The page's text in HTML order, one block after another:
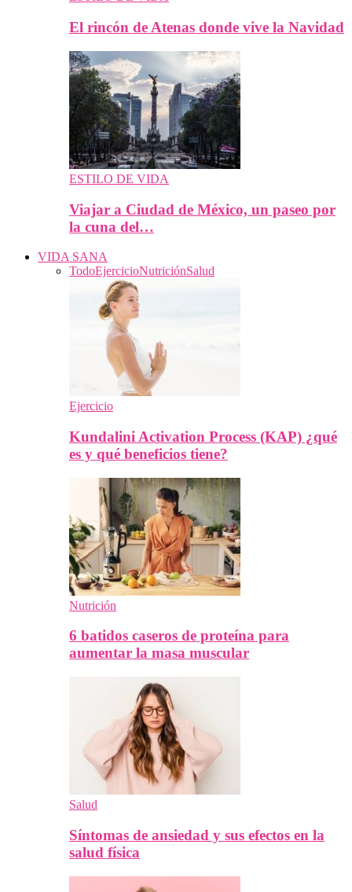
El rincón de Atenas donde vive la Navidad
ESTILO DE VIDA
Viajar a Ciudad de México, un paseo por
la cuna del…
VIDA SANA
TodoEjercicioNutriciónSalud
Ejercicio
Kundalini Activation Process (KAP) ¿qué
es y qué beneficios tiene?
Nutrición
6 batidos caseros de proteína para
aumentar la masa muscular
Salud
Síntomas de ansiedad y sus efectos en la
salud física